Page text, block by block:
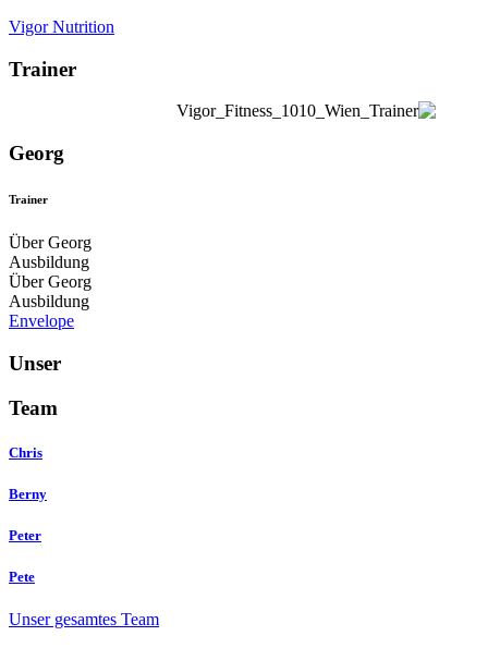
Vigor Nutrition
Trainer
Georg
Trainer
Über Georg
Ausbildung
Über Georg
Ausbildung
Envelope
Unser
Team
Chris
Berny
Peter
Pete
Unser gesamtes Team